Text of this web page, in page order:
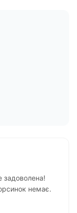
задоволена!
немає.